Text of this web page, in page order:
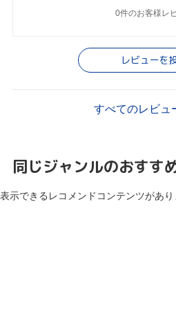
0件のお客様レ
レビューを
すべてのレビュ
同じジャンルのおすす
表示できるレコメンドコンテンツがあり